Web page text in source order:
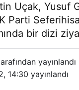
Uçak,
Parti
bir dizi
yayınlandı
14:30 yayınlandı